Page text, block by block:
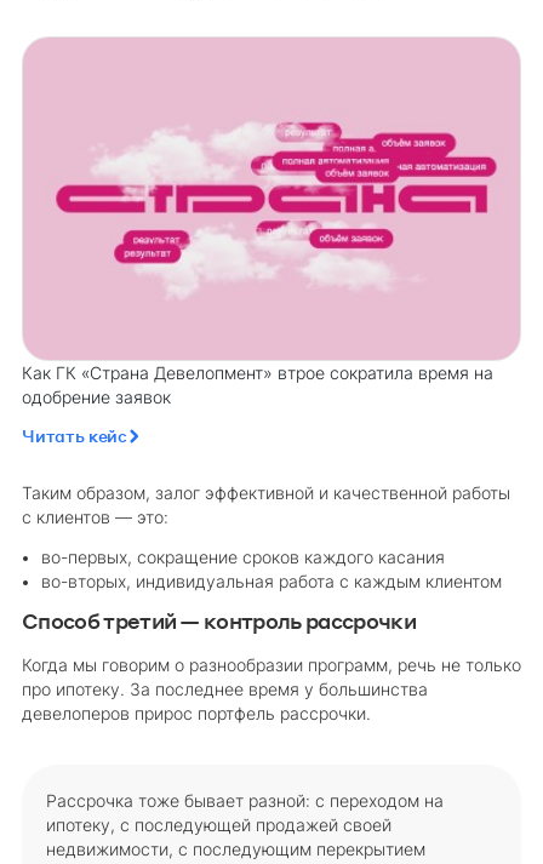
Как ГК «Страна Девелопмент» втрое сократила время на
одобрение заявок
Читать кейс
Таким образом, залог эффективной и качественной работы
с клиентов — это:
во-первых, сокращение сроков каждого касания
во-вторых, индивидуальная работа с каждым клиентом
Способ третий — контроль рассрочки
Когда мы говорим о разнообразии программ, речь не только
про ипотеку. За последнее время у большинства
девелоперов прирос портфель рассрочки.
Рассрочка тоже бывает разной: с переходом на
ипотеку, с последующей продажей своей
недвижимости, с последующим перекрытием